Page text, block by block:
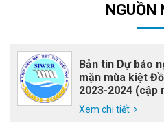
NGUỒN
Bản tin Dự báo
mặn mùa kiệt
2023-2024 (cập
Xem chi tiết